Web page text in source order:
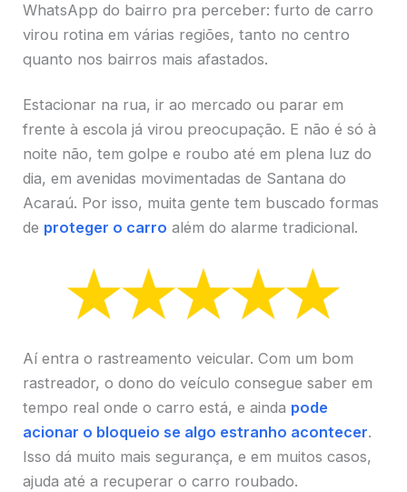
WhatsApp do bairro pra perceber: furto de carro
virou rotina em várias regiões, tanto no centro
quanto nos bairros mais afastados.
Estacionar na rua, ir ao mercado ou parar em
frente à escola já virou preocupação. E não é só à
noite não, tem golpe e roubo até em plena luz do
dia, em avenidas movimentadas de Santana do
Acaraú. Por isso, muita gente tem buscado formas
de proteger o carro além do alarme tradicional.
Aí entra o rastreamento veicular. Com um bom
rastreador, o dono do veículo consegue saber em
tempo real onde o carro está, e ainda pode
acionar o bloqueio se algo estranho acontecer.
Isso dá muito mais segurança, e em muitos casos,
ajuda até a recuperar o carro roubado.